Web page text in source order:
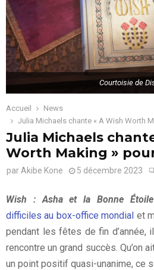
Courtoisie de
Accueil
News
Julia Michaels chante « A Wish Worth
Julia Michaels
Worth Making »
par Akibe Kone 5 décembre 2023
Wish : Asha et la Bonne Étoile
difficiles au box-office mondial et
pendant les fêtes de fin d’année,
rencontre un grand succès. Qu’on
un point positif quasi-unanime, ce